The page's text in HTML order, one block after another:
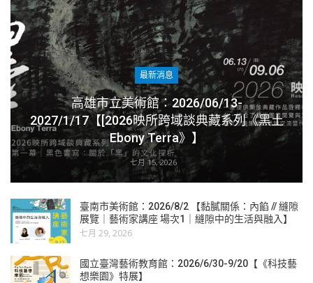
最新消息
高雄市立美術館：2026/06/13-
2027/1/17【[2026映所跨域談典藏系列《黑土
Ebony Terra》】
七月 15, 2026
臺南市美術館：2026/8/2 【黏膩關係：內餡 // 縫隙
展覽｜藝術家講座 場次1｜縫隙中的生活與融入】
七月 29, 2026
國立臺灣藝術教育館：2026/6/30-9/20【《科技藝
想樂園》特展】